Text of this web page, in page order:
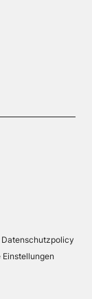
Datenschutzpolicy
Einstellungen